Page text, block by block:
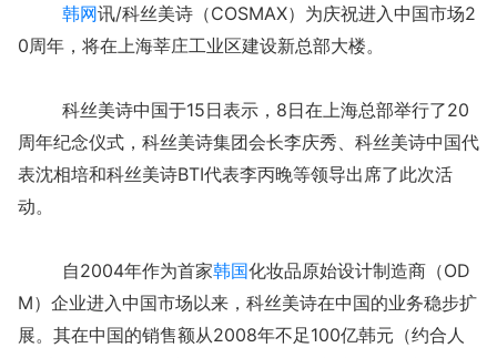
韩网讯/科丝美诗（COSMAX）为庆祝进入中国市场2
0周年，将在上海莘庄工业区建设新总部大楼。
科丝美诗中国于15日表示，8日在上海总部举行了20
周年纪念仪式，科丝美诗集团会长李庆秀、科丝美诗中国代
表沈相培和科丝美诗BTI代表李丙晚等领导出席了此次活
动。
自2004年作为首家韩国化妆品原始设计制造商（OD
M）企业进入中国市场以来，科丝美诗在中国的业务稳步扩
展。其在中国的销售额从2008年不足100亿韩元（约合人